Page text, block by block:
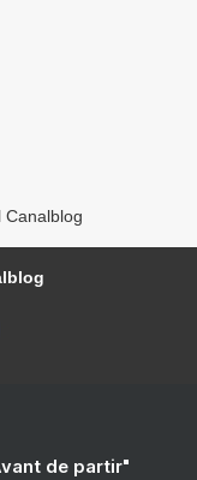
Canalblog
de partir"